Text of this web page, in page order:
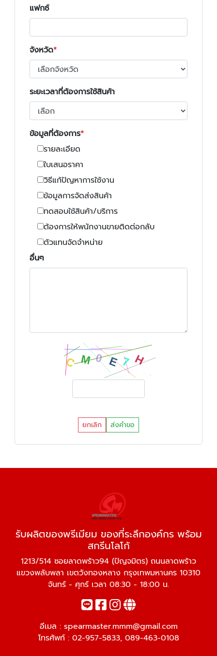
แฟกซ์
จังหวัด
ระยะเวลาที่ต้องการใช้สินค้า
ข้อมูลที่ต้องการ
รายละเอียด
ใบเสนอราคา
วิธีแก้ปัญหาการใช้งาน
ข้อมูลการจัดส่งสินค้า
ทดสอบใช้สินค้า/บริการ
ต้องการให้พนักงานขายติดต่อกลับ
ตัวแทนจัดจำหน่าย
อื่นๆ
ยกเลิก ส่งคำขอ
รับผลิตของพรีเมียม ของที่ระลึกองค์กร พร้อม
สกรีนโลโก้
1213/514 ซอยลาดพร้าว94 (ปัญจมิตร) ถนนลาดพร้าว
แขวงพลับพลา เขตวังทองหลาง กรุงเทพมหานคร 10310
จันทร์ - ศุกร์ เวลา 08:30 - 18:00 น.
อีเมล : spearmaster.mmm@gmail.com
โทรศัพท์ : 02-957-5833, 089-463-0108